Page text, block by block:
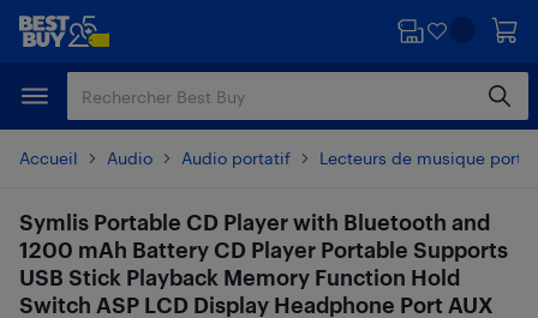
Passer
principal
Passer
Accueil Audio Audio portatif Lecteurs de musique
Symlis Portable CD Player with Bluetooth and
1200 mAh Battery CD Player Portable Supports
USB Stick Playback Memory Function Hold
Switch ASP LCD Display Headphone Port AUX